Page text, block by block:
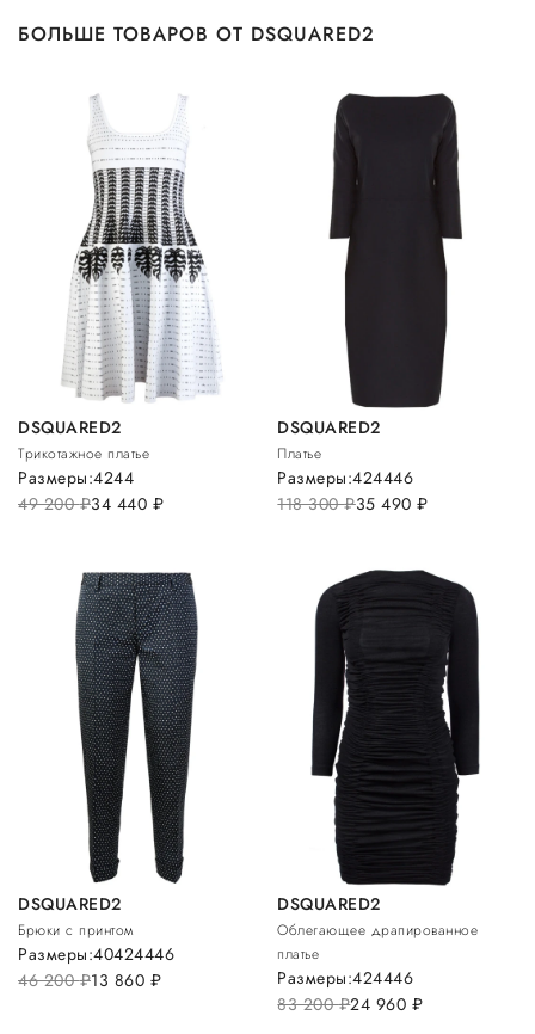
БОЛЬШЕ ТОВАРОВ ОТ DSQUARED2
DSQUARED2
Трикотажное платье
49 200руб.34 440 руб.
Размеры:4244
DSQUARED2
Платье
118 300руб.35 490руб.
Размеры:424446
DSQUARED2
Брюки с принтом
46 200руб.13 860 руб.
Размеры:40424446
DSQUARED2
Облегающее драпированное
платье
83 200руб.24 960 руб.
Размеры:424446